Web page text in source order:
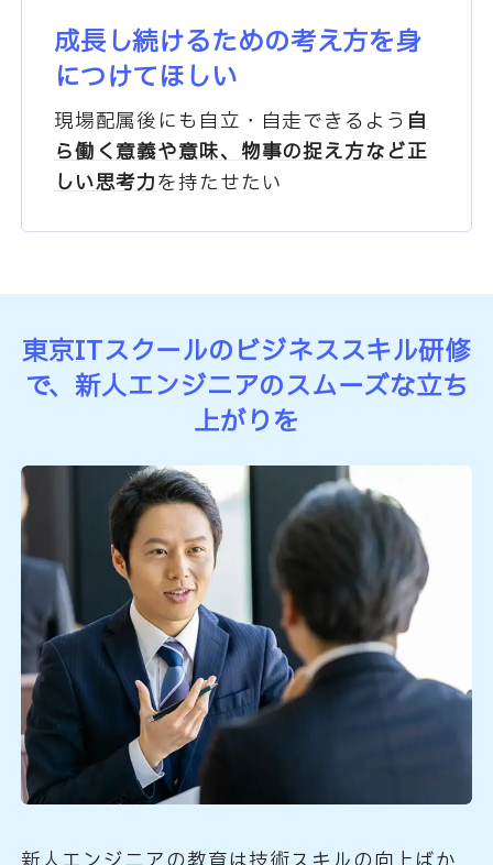
成長し続けるための考え方を身
につけてほしい
現場配属後にも自立・自走できるよう自
ら働く意義や意味、物事の捉え方など正
しい思考力を持たせたい
東京ITスクールのビジネススキル研修
で、新人エンジニアのスムーズな立ち
上がりを